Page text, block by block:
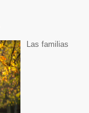
Las familias